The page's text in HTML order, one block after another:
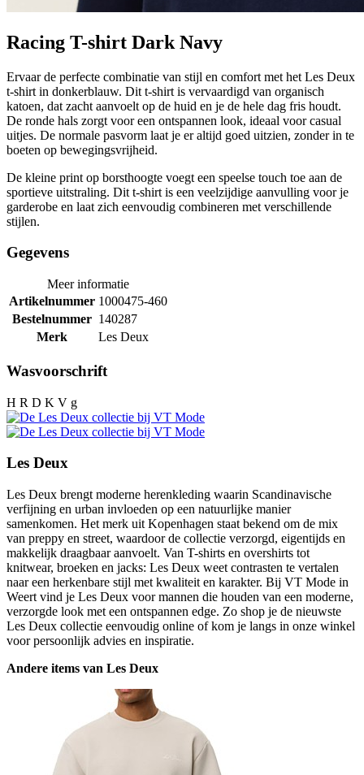
Racing T-shirt Dark Navy
Ervaar de perfecte combinatie van stijl en comfort met het Les Deux
t-shirt in donkerblauw. Dit t-shirt is vervaardigd van organisch
katoen, dat zacht aanvoelt op de huid en je de hele dag fris houdt.
De ronde hals zorgt voor een ontspannen look, ideaal voor casual
uitjes. De normale pasvorm laat je er altijd goed uitzien, zonder in te
boeten op bewegingsvrijheid.
De kleine print op borsthoogte voegt een speelse touch toe aan de
sportieve uitstraling. Dit t-shirt is een veelzijdige aanvulling voor je
garderobe en laat zich eenvoudig combineren met verschillende
stijlen.
Gegevens
Meer informatie
Artikelnummer 1000475-460
Bestelnummer 140287
Merk
Les Deux
Wasvoorschrift
H R D K V g
Les Deux
Les Deux brengt moderne herenkleding waarin Scandinavische
verfijning en urban invloeden op een natuurlijke manier
samenkomen. Het merk uit Kopenhagen staat bekend om de mix
van preppy en street, waardoor de collectie verzorgd, eigentijds en
makkelijk draagbaar aanvoelt. Van T-shirts en overshirts tot
knitwear, broeken en jacks: Les Deux weet contrasten te vertalen
naar een herkenbare stijl met kwaliteit en karakter. Bij VT Mode in
Weert vind je Les Deux voor mannen die houden van een moderne,
verzorgde look met een ontspannen edge. Zo shop je de nieuwste
Les Deux collectie eenvoudig online of kom je langs in onze winkel
voor persoonlijk advies en inspiratie.
Andere items van Les Deux